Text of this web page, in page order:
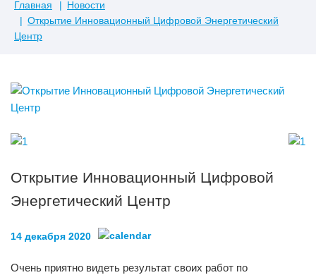
Главная
Новости
Открытие Инновационный Цифровой Энергетический
Центр
Открытие Инновационный Цифровой
Энергетический Центр
14 декабря 2020
Очень приятно видеть результат своих работ по